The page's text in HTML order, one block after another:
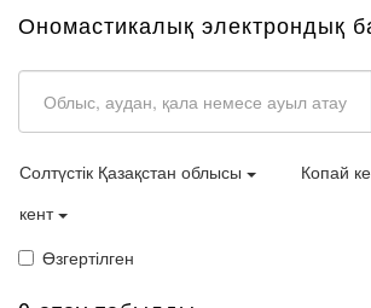
Ономастикалық электрондық
Солтүстік Қазақстан облысы
Копай
кент
Өзгертілген